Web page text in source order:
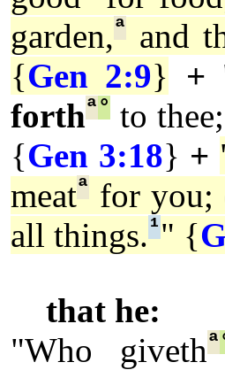
garden,ª and
{Gen 2:9} +
forthª° to
{Gen 3:18} +
meatª for you;
all things.¹" {
that he:
"Who givethª